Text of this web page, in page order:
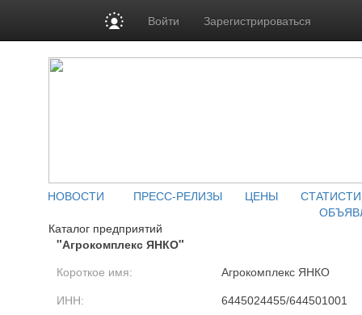
Войти Зарегистрироваться
НОВОСТИ ПРЕСС-РЕЛИЗЫ ЦЕНЫ
Каталог предприятий
"Агрокомплекс ЯНКО"
Короткое имя: Агрокомплекс ЯНКО
ИНН: 6445024455/644501001